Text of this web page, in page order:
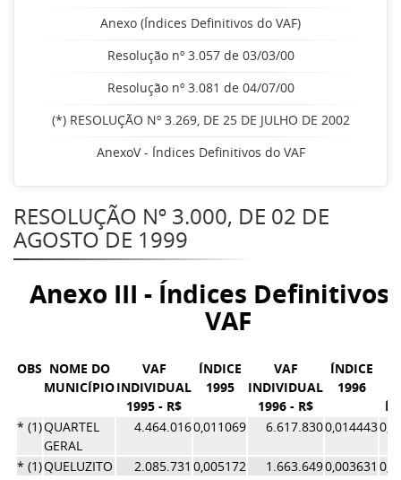
Anexo (Índices Definitivos do VAF)
Resolução nº 3.057 de 03/03/00
Resolução nº 3.081 de 04/07/00
(*) RESOLUÇÃO Nº 3.269, DE 25 DE JULHO DE 2002
AnexoV - Índices Definitivos do VAF
RESOLUÇÃO Nº 3.000, DE 02 DE
AGOSTO DE 1999
Anexo III - Índices Definitivos
VAF
OBS NOME DO
MUNICÍPIO
VAF
INDIVIDUAL
1995 - R$
ÍNDICE
1995
VAF
INDIVIDUAL
1996 - R$
ÍNDICE
1996
* (1)QUARTEL
GERAL
4.464.0160,011069 6.617.8300,014443
* (1)QUELUZITO 2.085.731 0,005172 1.663.6490,003631